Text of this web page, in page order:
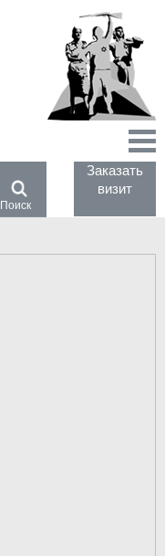
Заказать
визит
Поиск